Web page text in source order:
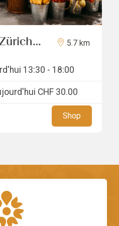
5.7 km
13:30 - 18:00
CHF 30.00
Shop